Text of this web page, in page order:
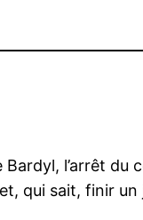
l’arrêt
qui sait, finir